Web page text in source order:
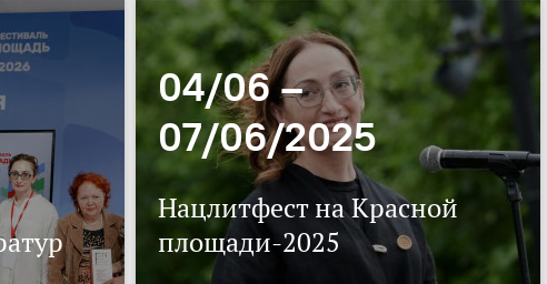
04/06 –
07/06/2025
Нацлитфест на Красной
площади-2025